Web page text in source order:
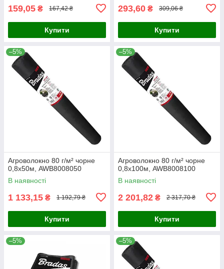
159,05 ₴ 167,42 ₴
Купити
293,60 ₴ 309,06 ₴
Купити
–5%
Агроволокно 80 г/м² чорне
0,8х50м, AWB8008050
В наявності
1 133,15 ₴ 1 192,79 ₴
Купити
–5%
Агроволокно 80 г/м² чорне
0,8х100м, AWB8008100
В наявності
2 201,82 ₴ 2 317,70 ₴
Купити
–5% –5%